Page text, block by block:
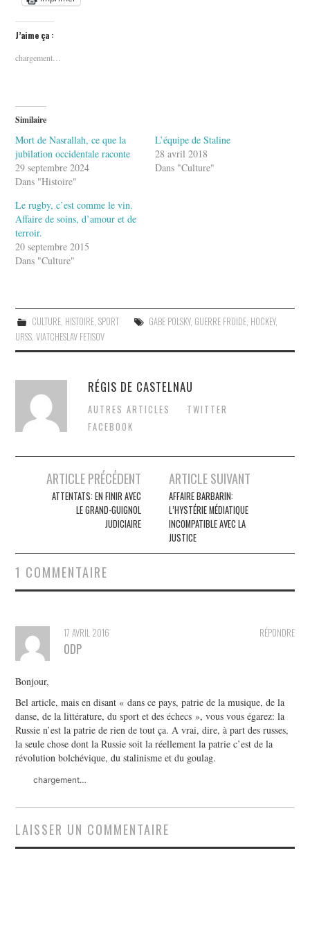
J’aime ça :
chargement…
Similaire
Mort de Nasrallah, ce que la
jubilation occidentale raconte
29 septembre 2024
Dans "Histoire"
L’équipe de Staline
28 avril 2018
Dans "Culture"
Le rugby, c’est comme le vin.
Affaire de soins, d’amour et de
terroir.
20 septembre 2015
Dans "Culture"
CULTURE, HISTOIRE, SPORT GABE POLSKY, GUERRE FROIDE, HOCKEY,
URSS,VIATCHESLAV FETISOV
RÉGIS DE CASTELNAU
AUTRES ARTICLES
TWITTER
FACEBOOK
navigation
ARTICLE PRÉCÉDENT
ATTENTATS: EN FINIR AVEC
LE GRAND-GUIGNOL
JUDICIAIRE
ARTICLE SUIVANT
AFFAIRE BARBARIN:
L’HYSTÉRIE MÉDIATIQUE
INCOMPATIBLE AVEC LA
JUSTICE
1 COMMENTAIRE
RÉPONDRE
17 AVRIL 2016
ODP
Bonjour,
Bel article, mais en disant « dans ce pays, patrie de la musique, de la
danse, de la littérature, du sport et des échecs », vous vous égarez: la
Russie n’est la patrie de rien de tout ça. A vrai, dire, à part des russes,
la seule chose dont la Russie soit la réellement la patrie c’est de la
révolution bolchévique, du stalinisme et du goulag.
chargement…
LAISSER UN COMMENTAIRE